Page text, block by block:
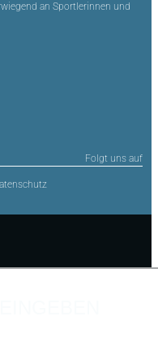
an Sportlerinnen und
Folgt uns auf